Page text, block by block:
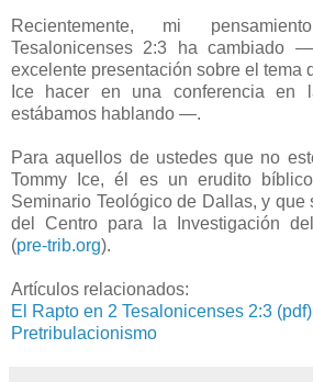
Recientemente, mi
Tesalonicenses 2:3 ha cambiado
excelente presentación sobre el tema
Ice hacer en una conferencia en
estábamos hablando —.
Para aquellos de ustedes que no
Tommy Ice, él es un erudito
Seminario Teológico de Dallas, y que
del Centro para la Investigación
(pre-trib.org).
Artículos relacionados:
El Rapto en 2 Tesalonicenses 2:3 (pdf)
Pretribulacionismo